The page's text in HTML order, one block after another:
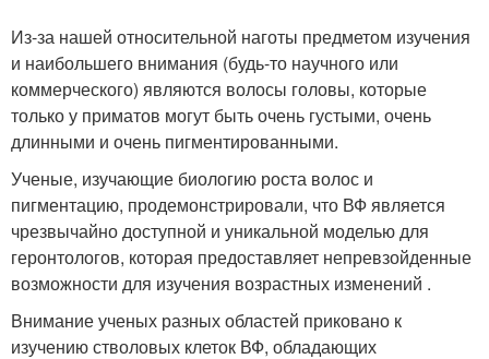
Из-за нашей относительной наготы предметом изучения
и наибольшего внимания (будь-то научного или
коммерческого) являются волосы головы, которые
только у приматов могут быть очень густыми, очень
длинными и очень пигментированными.
Ученые, изучающие биологию роста волос и
пигментацию, продемонстрировали, что ВФ является
чрезвычайно доступной и уникальной моделью для
геронтологов, которая предоставляет непревзойденные
возможности для изучения возрастных изменений .
Внимание ученых разных областей приковано к
изучению стволовых клеток ВФ, обладающих